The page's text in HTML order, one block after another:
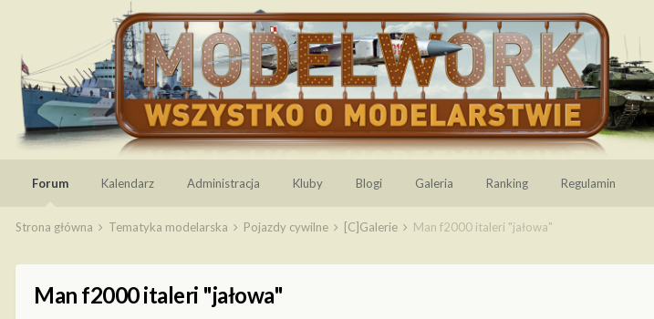
Forum Kalendarz Administracja Kluby Blogi Galeria Ranking Regulamin
Strona główna Tematyka modelarska Pojazdy cywilne [C]Galerie Man f2000 italeri "jałowa"
Man f2000 italeri "jałowa"